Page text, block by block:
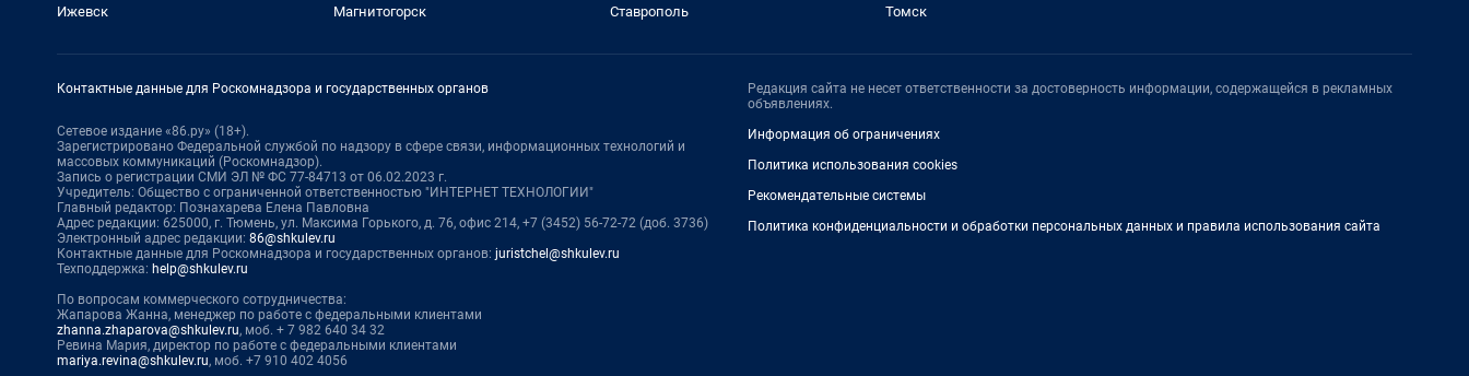
Ижевск
Магнитогорск
Ставрополь
Томск
Контактные данные для Роскомнадзора и государственных органов
Сетевое издание «86.ру» (18+).
Зарегистрировано Федеральной службой по надзору в сфере связи, информационных технологий и
массовых коммуникаций (Роскомнадзор).
Запись о регистрации СМИ ЭЛ № ФС 77-84713 от 06.02.2023 г.
Учредитель: Общество с ограниченной ответственностью "ИНТЕРНЕТ ТЕХНОЛОГИИ"
Главный редактор: Познахарева Елена Павловна
Адрес редакции: 625000, г. Тюмень, ул. Максима Горького, д. 76, офис 214, +7 (3452) 56-72-72 (доб. 3736)
Электронный адрес редакции: 86@shkulev.ru
Контактные данные для Роскомнадзора и государственных органов: juristchel@shkulev.ru
Техподдержка: help@shkulev.ru
По вопросам коммерческого сотрудничества:
Жапарова Жанна, менеджер по работе с федеральными клиентами
zhanna.zhaparova@shkulev.ru, моб. + 7 982 640 34 32
Ревина Мария, директор по работе с федеральными клиентами
mariya.revina@shkulev.ru, моб. +7 910 402 4056
Редакция сайта не несет ответственности за достоверность информации, содержащейся в рекламных
объявлениях.
Информация об ограничениях
Политика использования cookies
Рекомендательные системы
Политика конфиденциальности и обработки персональных данных и правила использования сайта